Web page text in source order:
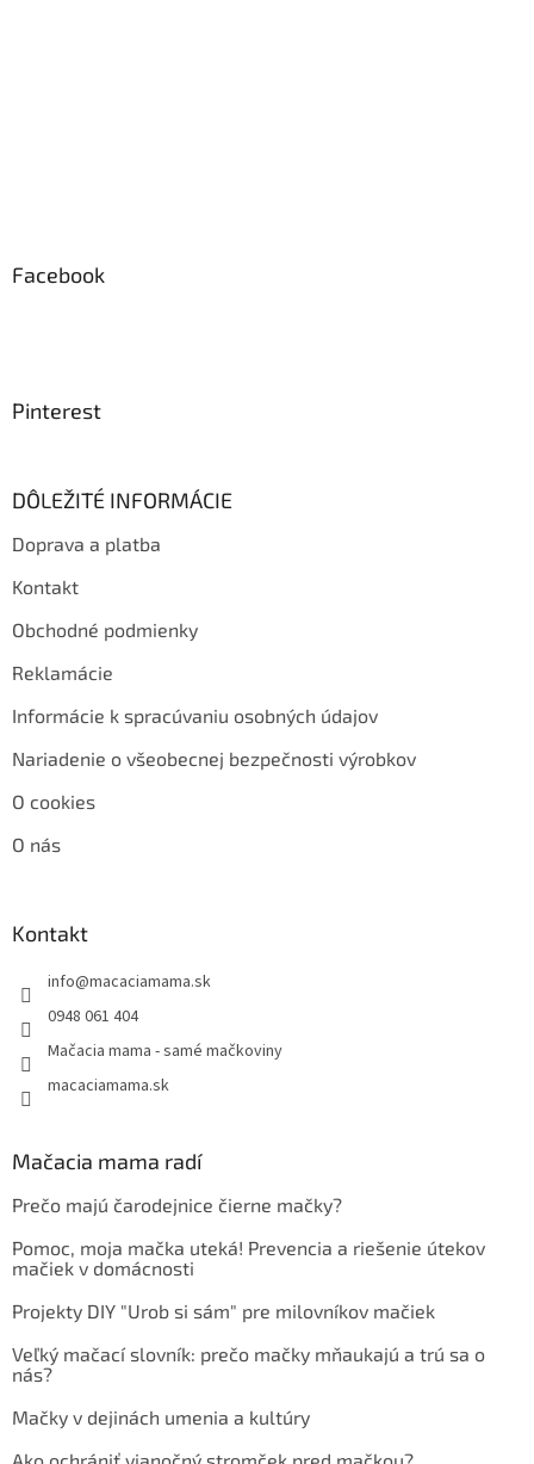
Facebook
Pinterest
DÔLEŽITÉ INFORMÁCIE
Doprava a platba
Kontakt
Obchodné podmienky
Reklamácie
Informácie k spracúvaniu osobných údajov
Nariadenie o všeobecnej bezpečnosti výrobkov
O cookies
O nás
Kontakt
info@macaciamama.sk
0948 061 404
Mačacia mama - samé mačkoviny
macaciamama.sk
Mačacia mama radí
Prečo majú čarodejnice čierne mačky?
Pomoc, moja mačka uteká! Prevencia a riešenie útekov
mačiek v domácnosti
Projekty DIY "Urob si sám" pre milovníkov mačiek
Veľký mačací slovník: prečo mačky mňaukajú a trú sa o
nás?
Mačky v dejinách umenia a kultúry